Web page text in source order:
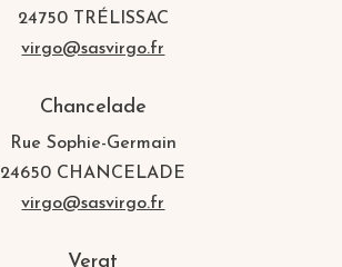
24750 TRÉLISSAC
virgo@sasvirgo.fr
Chancelade
Rue Sophie-Germain
24650 CHANCELADE
virgo@sasvirgo.fr
Vergt